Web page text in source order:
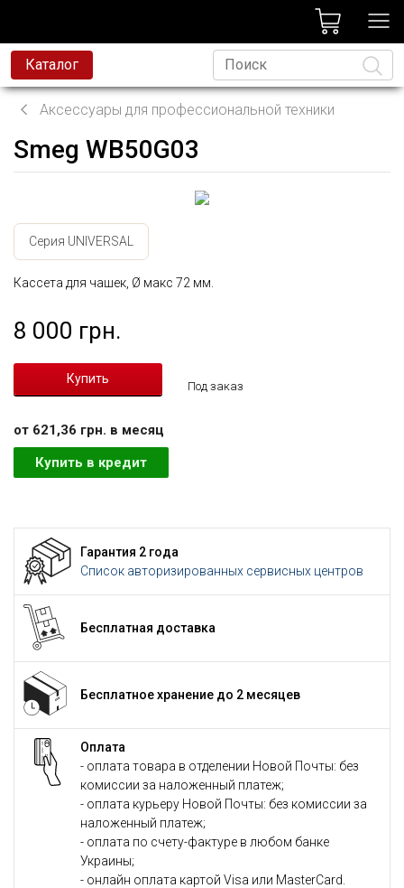
Каталог
Аксессуары для профессиональной техники
Smeg WB50G03
Серия UNIVERSAL
Кассета для чашек, Ø макс 72 мм.
8 000 грн.
Под заказ
от 621,36 грн. в месяц
Купить в кредит
Гарантия 2 года
Список авторизированных сервисных центров
Бесплатная доставка
Бесплатное хранение до 2 месяцев
Оплата
- оплата товара в отделении Новой Почты: без
комиссии за наложенный платеж;
- оплата курьеру Новой Почты: без комиссии за
наложенный платеж;
- оплата по счету-фактуре в любом банке
Украины;
- онлайн оплата картой Visa или MasterCard.